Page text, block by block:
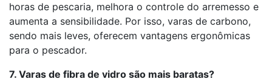
horas de pescaria, melhora o controle do arremesso e
aumenta a sensibilidade. Por isso, varas de carbono,
sendo mais leves, oferecem vantagens ergonômicas
para o pescador.
7. Varas de fibra de vidro são mais baratas?